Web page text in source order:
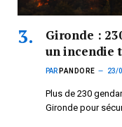
Gironde :
un incendie
PAR PANDORE 23/
Plus de 230
Gironde pour